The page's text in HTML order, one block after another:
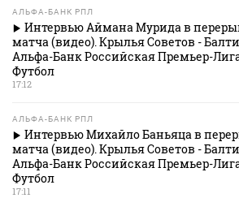
АЛЬФА-БАНК РПЛ
Интервью Аймана Мурида в
матча (видео). Крылья Советов -
Альфа-Банк Российская Премьер-
Футбол
17:12
АЛЬФА-БАНК РПЛ
Интервью Михайло Баньяца в
матча (видео). Крылья Советов -
Альфа-Банк Российская Премьер-
Футбол
17:11